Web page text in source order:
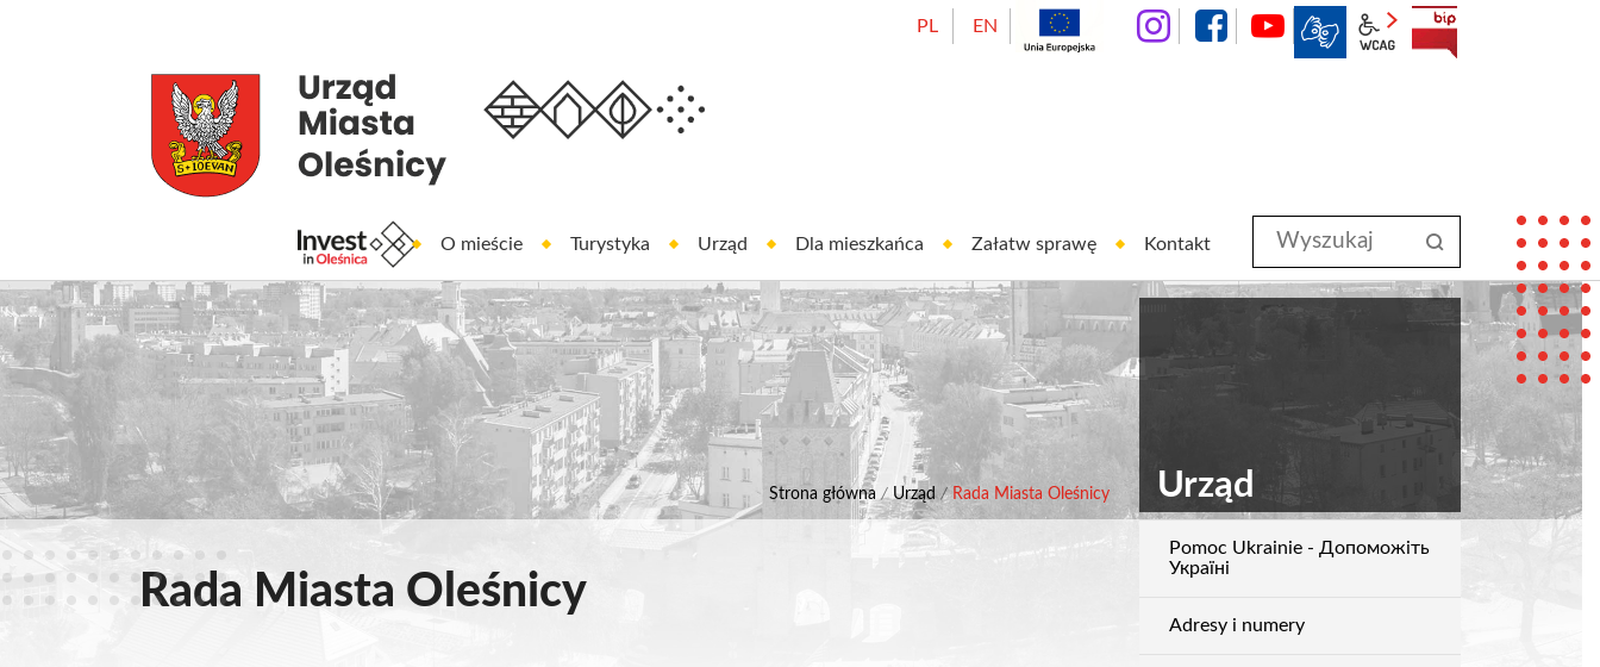
PL EN instagram
facebookYouTube
wcag2.1
Invest In Oleśnica
O mieście Turystyka Urząd Dla mieszkańca Załatw sprawę Kontakt
Wyszukaj
serwisie
Strona główna / Urząd / Rada Miasta Oleśnicy Urząd
Rada Miasta Oleśnicy
Urząd
Pomoc Ukrainie - Допоможіть
Україні
Adresy i numery